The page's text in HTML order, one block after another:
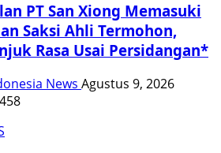
PT San Xiong Memasuki
Saksi Ahli Termohon,
Rasa Usai Persidangan*
News Agustus 9, 2026